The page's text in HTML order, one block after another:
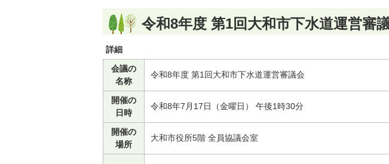
令和8年度 第1回大和市下水道運営審
詳細
会議の
名称
令和8年度 第1回大和市下水道運営審議会
開催の
日時
令和8年7月17日（金曜日） 午後1時30分
開催の
場所
大和市役所5階 全員協議会室